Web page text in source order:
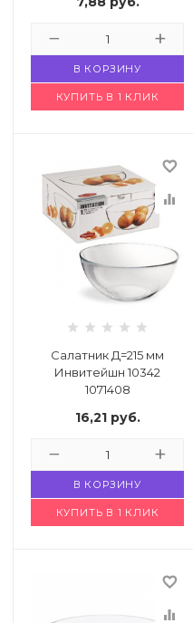
В КОРЗИНУ
КУПИТЬ В 1 КЛИК
favorite_border
equalizer
Салатник Д=215 мм
Инвитейшн 10342
1071408
16,21 руб.
В КОРЗИНУ
КУПИТЬ В 1 КЛИК
favorite_border
equalizer